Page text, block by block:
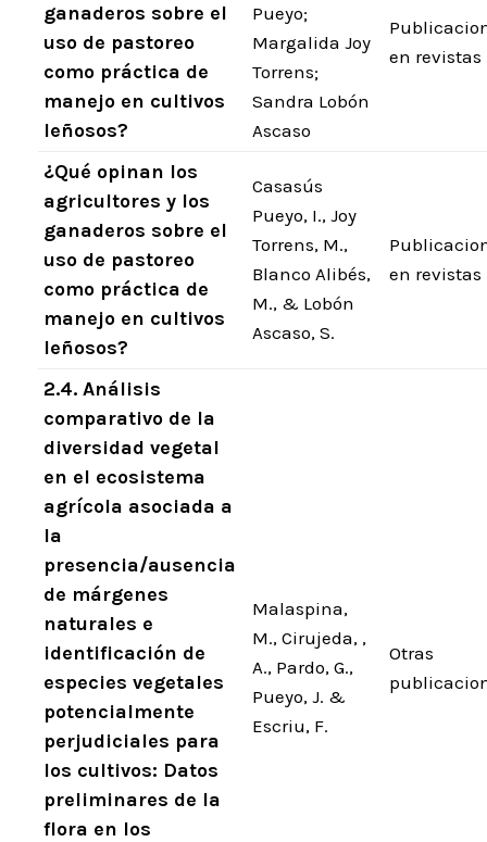
ganaderos sobre el
uso de pastoreo
como práctica de
manejo en cultivos
leñosos?
Pueyo;
Margalida Joy
Torrens;
Sandra Lobón
Ascaso
en revistas
¿Qué opinan los
agricultores y los
ganaderos sobre el
uso de pastoreo
como práctica de
manejo en cultivos
leñosos?
Casasús
Pueyo, I., Joy
Torrens, M.,
Blanco Alibés,
M., & Lobón
Ascaso, S.
en revistas
2.4. Análisis
comparativo de la
diversidad vegetal
en el ecosistema
agrícola asociada a
la
presencia/ausencia
de márgenes
naturales e
identificación de
especies vegetales
potencialmente
perjudiciales para
los cultivos: Datos
preliminares de la
flora en los
Malaspina,
M., Cirujeda, ,
A., Pardo, G.,
Pueyo, J. &
Escriu, F.
Otras